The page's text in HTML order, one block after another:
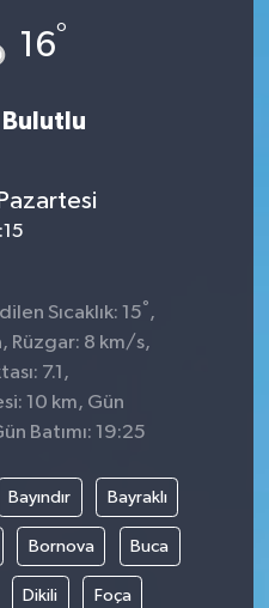
16°
Bulutlu
Sıcaklık: 15° ,
Rüzgar: 8 km/s,
7.1,
10 km, Gün
Batımı: 19:25
Bayındır Bayraklı
Bornova Buca
Dikili Foça